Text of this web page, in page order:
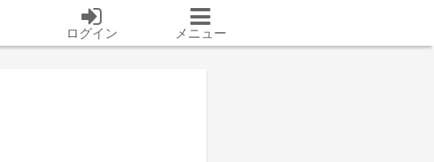
ログイン メニュー